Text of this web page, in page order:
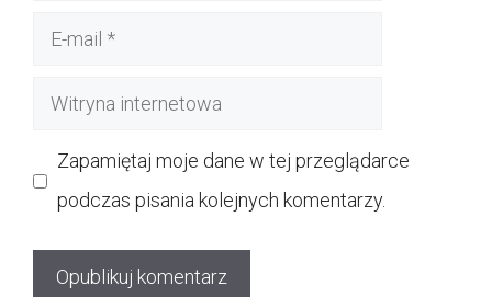
Witryna
Zapamiętaj moje dane w tej przeglądarce
podczas pisania kolejnych komentarzy.